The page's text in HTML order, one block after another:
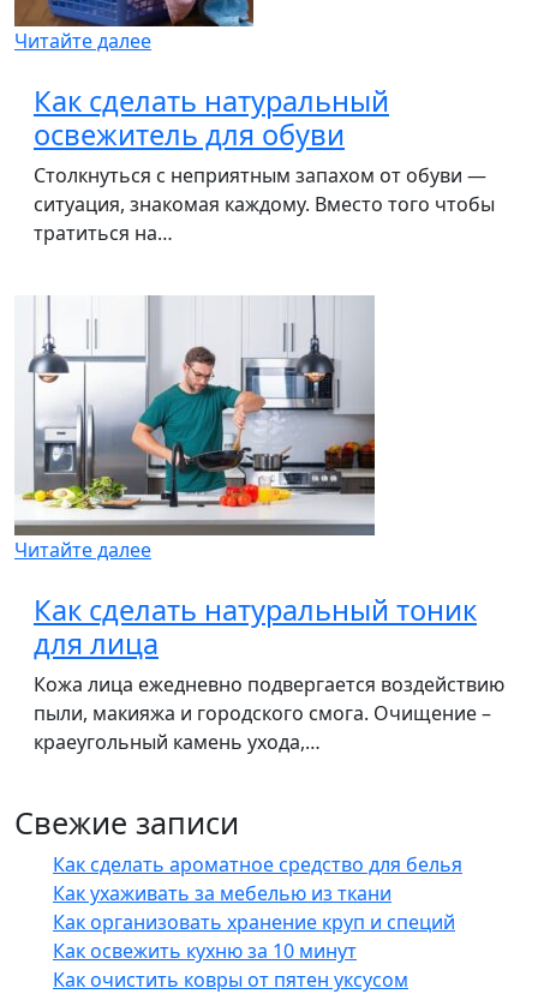
Читайте далее
Как сделать натуральный
освежитель для обуви
Столкнуться с неприятным запахом от обуви —
ситуация, знакомая каждому. Вместо того чтобы
тратиться на…
Читайте далее
Как сделать натуральный тоник
для лица
Кожа лица ежедневно подвергается воздействию
пыли, макияжа и городского смога. Очищение –
краеугольный камень ухода,…
Свежие записи
Как сделать ароматное средство для белья
Как ухаживать за мебелью из ткани
Как организовать хранение круп и специй
Как освежить кухню за 10 минут
Как очистить ковры от пятен уксусом